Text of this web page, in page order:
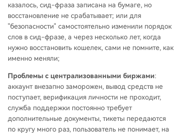
казалось, сид-фраза записана на бумаге, но
восстановление не срабатывает; или для
"безопасности" самостоятельно изменили порядок
слов в сид-фразе, а через несколько лет, когда
нужно восстановить кошелек, сами не помните, как
именно меняли;
Проблемы с централизованными биржами:
аккаунт внезапно заморожен, вывод средств не
поступает, верификация личности не проходит,
служба поддержки постоянно требует
дополнительные документы, тикеты передаются
по кругу много раз, пользователь не понимает, на